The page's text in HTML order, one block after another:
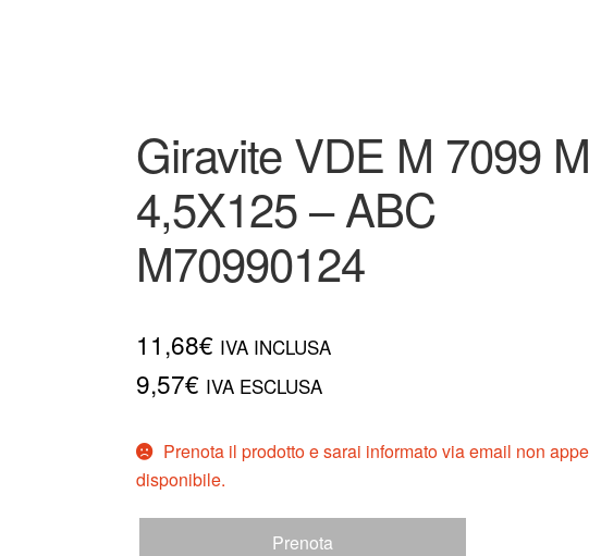
Giravite VDE M 7099
4,5X125 – ABC
M70990124
11,68€ IVA INCLUSA
9,57€ IVA ESCLUSA
Prenota il prodotto e sarai informato via email non
disponibile.
Prenota